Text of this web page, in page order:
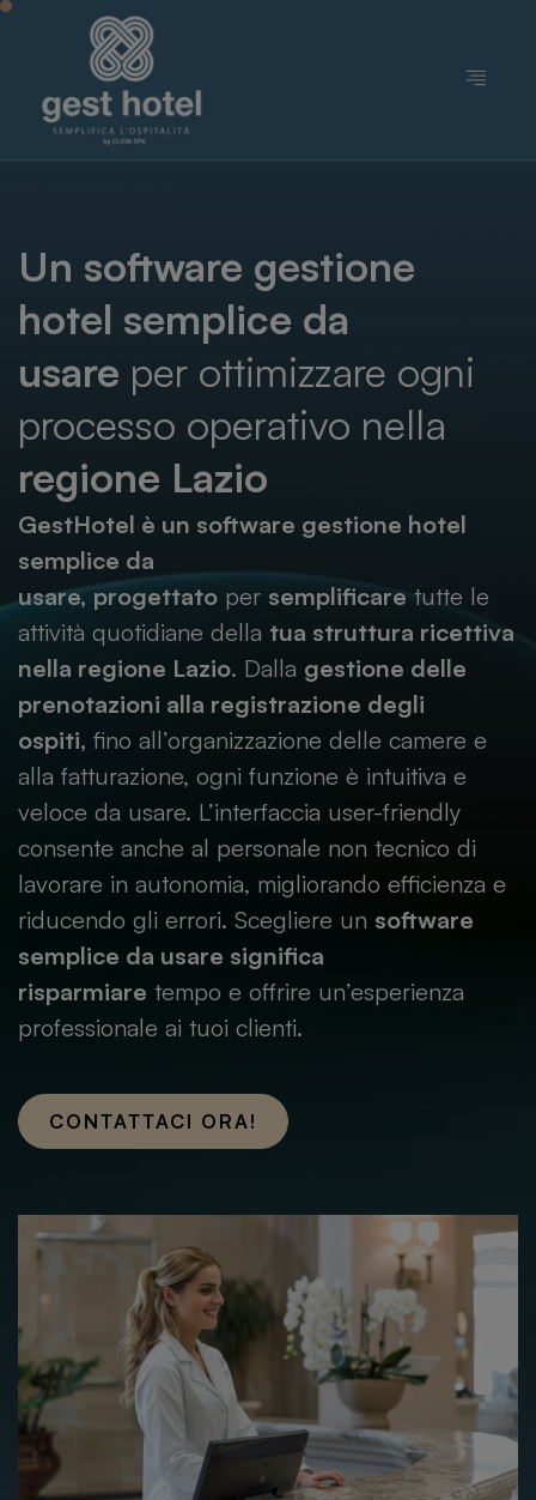
Un software gestione
hotel semplice da
usare per ottimizzare ogni
processo operativo nella
regione Lazio
GestHotel è un software gestione hotel
semplice da
usare, progettato per semplificare tutte le
attività quotidiane della tua struttura ricettiva
nella regione Lazio. Dalla gestione delle
prenotazioni alla registrazione degli
ospiti, fino all’organizzazione delle camere e
alla fatturazione, ogni funzione è intuitiva e
veloce da usare. L’interfaccia user-friendly
consente anche al personale non tecnico di
lavorare in autonomia, migliorando efficienza e
riducendo gli errori. Scegliere un software
semplice da usare significa
risparmiare tempo e offrire un’esperienza
professionale ai tuoi clienti.
CONTATTACI ORA!